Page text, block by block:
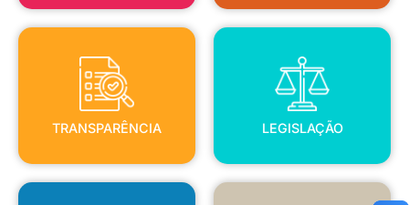
TRANSPARÊNCIA
TRANSPARÊNCIA
LEGISLAÇÃO
LEGISLAÇÃO